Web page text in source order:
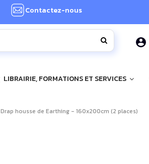
Contactez-nous
LIBRAIRIE, FORMATIONS ET SERVICES
Drap housse de Earthing - 160x200cm (2 places)